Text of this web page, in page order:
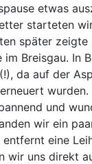
etwas
starteten
später zeigte
im Breisgau. In
da auf der
und
wir ein
eine
wir uns direkt